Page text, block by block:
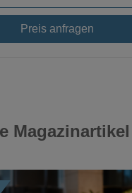
Preis anfragen
Magazinartikel